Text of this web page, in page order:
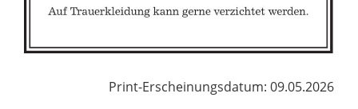
Print-Erscheinungsdatum: 09.05.2026